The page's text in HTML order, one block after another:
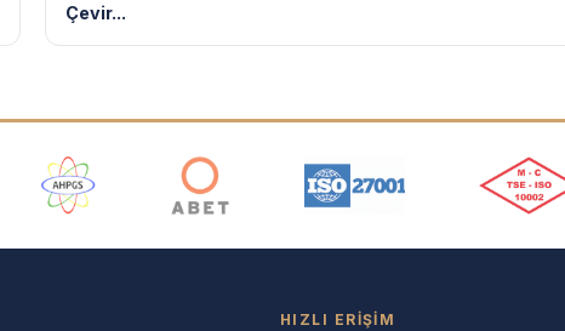
Çevir...
HIZLI ERIŞIM